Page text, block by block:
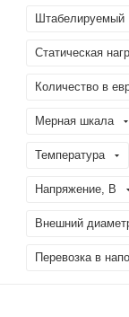
Штабелируемый
Статическая
Количество в
Мерная шкала
Температура
Напряжение, В
Внешний
Перевозка в